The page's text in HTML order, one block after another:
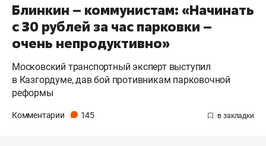
Блинкин – коммунистам: «Начинать
с 30 рублей за час парковки –
очень непродуктивно»
Московский транспортный эксперт выступил
в Казгордуме, дав бой противникам парковочной
реформы
Комментарии 145